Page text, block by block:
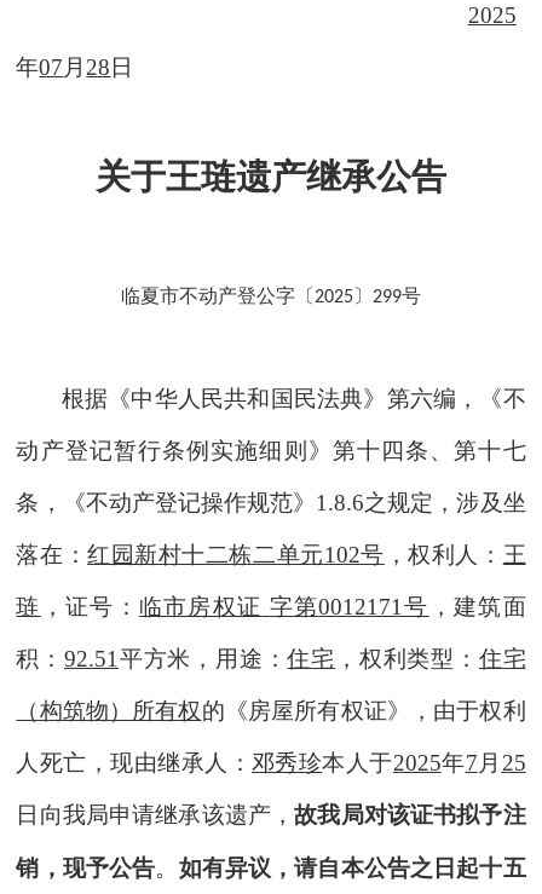
2025
年07月28 日
关于王琏遗产继承公告
临夏市不动产登公字〔2025〕 299号
根据《中华人民共和国民法典》第六编 ， 《不
动产登记暂行条例实施细则》第十四条、第十七
条 ， 《不动产登记操作规范》 1.8.6之规定 ，涉及坐
落在：红园新村十二栋二单元102号 ，权利人 ： 王
琏 ，证号： 临市房权证 字第0012171号 ，建筑面
积：92.51平方米，用途：住宅 ，权利类型： 住宅
（构筑物）所有权的《房屋所有权证》， 由于权利
人死亡 ，现由继承人：邓秀珍本人于2025年7月 25
日向我局申请继承该遗产，故我局对该证书拟予注
销，现予公告。 如有异议，请自本公告之日起十五